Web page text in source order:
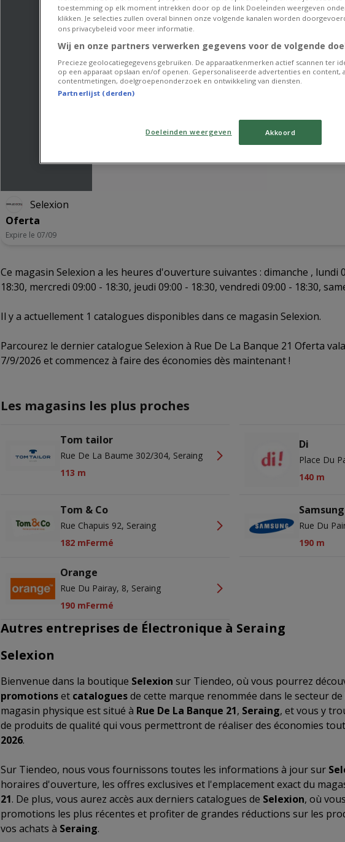
Selexion
Oferta
Expire le 07/09
Ce magasin Selexion a les heures d'ouverture suivantes : dimanche , lundi
18:30, mercredi 09:00 - 18:30, jeudi 09:00 - 18:30, vendredi 09:00 - 18:30,
Il y a actuellement 1 catalogues disponibles dans ce magasin Selexion.
Parcourez le dernier catalogue Selexion à Rue De La Banque 21 Oferta
7/9/2026 et commencez à faire des économies dès maintenant !
Les magasins les plus proches
Tom tailor
Rue De La Baume 302/304, Seraing
113 m
Di
Place Du
140 m
Tom & Co
Rue Chapuis 92, Seraing
182 mFermé
Samsung
Rue Du
190 m
Orange
Rue Du Pairay, 8, Seraing
190 mFermé
Autres entreprises de Électronique à Seraing
Selexion
Bienvenue dans la boutique Selexion sur Tiendeo, où vous pourrez
promotionset cataloguesde cette marque renommée dans le secteur de
magasin physique est situé à Rue De La Banque 21, Seraing, et vous y
de produits de qualité qui vous permettront de réaliser des économies
2026.
Sur Tiendeo, nous vous fournissons toutes les informations à jour sur
horaires d'ouverture, les offres exclusives et l'emplacement exact du
21. De plus, vous aurez accès aux derniers catalogues de Selexion, où
promotions les plus récentes et profiter de grandes réductions sur les
vos achats à Seraing.
toestemming op elk moment intrekken door op de link Doeleinden weergeven
klikken. Je selecties zullen overal binnen onze volgende kanalen worden
ons privacybeleid voor meer informatie.
Wij en onze partners verwerken gegevens voor de volgende
Precieze geolocatiegegevens gebruiken. De apparaatkenmerken actief scannen ter
op een apparaat opslaan en/of openen. Gepersonaliseerde advertenties en content,
contentmetingen, doelgroepenonderzoek en ontwikkeling van diensten.
Partnerlijst (derden)
Doeleinden weergeven Akkoord